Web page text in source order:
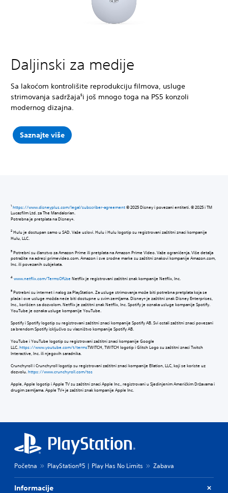
Daljinski za medije
Sa lakoćom kontrolišite reprodukciju filmova, usluge
strimovanja sadržaja5i još mnogo toga na PS5 konzoli
modernog dizajna.
Saznajte više
1 https://www.disneyplus.com/legal/subscriber-agreement© 2025 Disney i povezani entiteti. © 2025 i TM
Lucasfilm Ltd. za The Mandalorian.
Potrebna je pretplata na Disney+.
2 Hulu je dostupan samo u SAD. Važe uslovi. Hulu i Hulu logotip su registrovani zaštitni znaci kompanije
Hulu, LLC.
3 Potrebni su članstvo za Amazon Prime ili pretplata na Amazon Prime Video. Važe ograničenja. Više detalja
potražite na adresi primevideo.com. Amazon i sve srodne marke su zaštitni znakovi kompanije Amazon.com,
Inc. ili povezanih subjekata.
4 www.netflix.com/TermsOfUse Netflix je registrovani zaštitni znak kompanije Netflix, Inc.
5 Potrebni su internet i nalog za PlayStation. Za usluge strimovanja može biti potrebna pretplata koja se
plaća i ove usluge možda neće biti dostupne u svim zemljama. Disney+ je zaštitni znak Disney Enterprises,
Inc., korišćen sa dozvolom. Netflix je zaštitni znak Netflix, Inc. Spotify je oznaka usluge kompanije Spotify.
YouTube je oznaka usluge kompanije YouTube.
Spotify i Spotify logotip su registrovani zaštitni znaci kompanije Spotify AB. Svi ostali zaštitni znaci povezani
sa brendom Spotify isključivo su vlasništvo kompanije Spotify AB.
YouTube i YouTube logotip su registrovani zaštitni znaci kompanije Google
LLC.https://www.youtube.com/t/termsTWITCH, TWITCH logotip i Glitch Logo su zaštitni znaci Twitch
Interactive, Inc. ili njegovih saradnika.
Crunchyroll i Crunchyroll logotip su registrovani zaštitni znaci kompanije Ellation, LLC, koji se koriste uz
dozvolu.https://www.crunchyroll.com/tos
Apple, Apple logotip i Apple TV su zaštitni znaci Apple Inc., registrovani u Sjedinjenim Američkim Državama i
drugim zemljama. Apple TV+ je zaštitni znak kompanije Apple Inc.
Početna PlayStation®5 | Play Has No Limits Zabava
Informacije